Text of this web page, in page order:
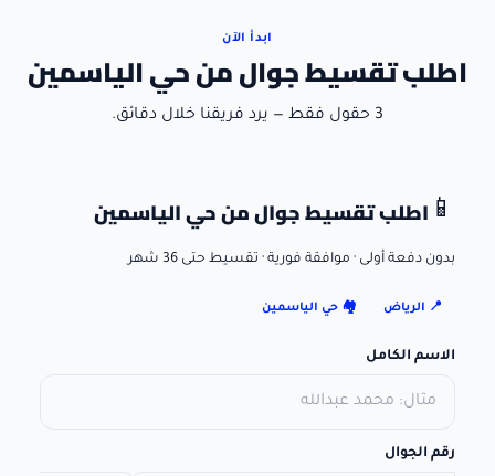
ابدأ الآن
اطلب تقسيط جوال من حي الياسمين
3 حقول فقط — يرد فريقنا خلال دقائق.
📱 اطلب تقسيط جوالمن حي الياسمين
بدون دفعة أولى · موافقة فورية · تقسيط حتى 36 شهر
📍 الرياض 🏘️ حي الياسمين
الاسم الكامل
رقم الجوال